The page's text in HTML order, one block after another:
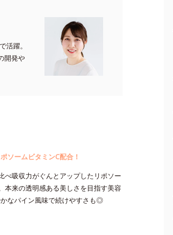
活躍。
開発や
ソームビタミンC配合！
べ吸収力がぐんとアップしたリポソー
本来の透明感ある美しさを目指す美容
なパイン風味で続けやすさも◎